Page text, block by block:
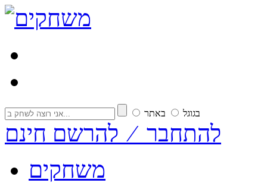
בגוגל באתר
להתחבר ⁄ להרשם חינם
משחקים